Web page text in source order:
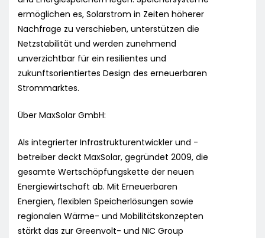
ermöglichen es, Solarstrom in Zeiten höherer
Nachfrage zu verschieben, unterstützen die
Netzstabilität und werden zunehmend
unverzichtbar für ein resilientes und
zukunftsorientiertes Design des erneuerbaren
Strommarktes.
Über MaxSolar GmbH:
Als integrierter Infrastrukturentwickler und -
betreiber deckt MaxSolar, gegründet 2009, die
gesamte Wertschöpfungskette der neuen
Energiewirtschaft ab. Mit Erneuerbaren
Energien, flexiblen Speicherlösungen sowie
regionalen Wärme- und Mobilitätskonzepten
stärkt das zur Greenvolt- und NIC Group